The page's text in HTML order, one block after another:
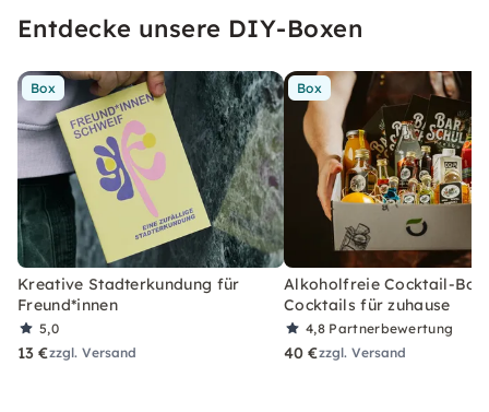
Entdecke unsere DIY-Boxen
Box
Kreative Stadterkundung für
Freund*innen
5,0
13 €zzgl. Versand
Box
Alkoholfreie Cocktail-Box
Cocktails für zuhause
4,8 Partnerbewertung
40 €zzgl. Versand